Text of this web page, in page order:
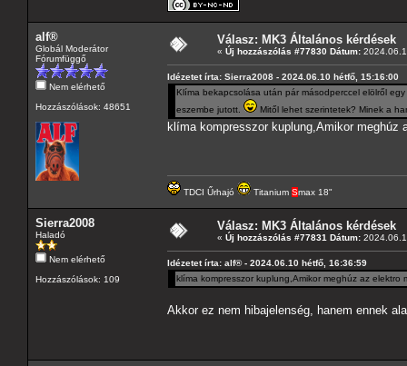
alf®
Globál Moderátor
Fórumfüggő
Nem elérhető
Hozzászólások: 48651
Válasz: MK3 Általános kérdések
« Új hozzászólás #77830 Dátum:
Idézetet írta: Sierra2008 - 2024.06.10 hétfő, 15:16:00
Klíma bekapcsolása után pár másodperccel elölről
eszembe jutott.
Mitől lehet szerintetek? Minek a
klíma kompresszor kuplung,Amikor meghúz
TDCI Űrhajó Titanium Smax 18"
Sierra2008
Haladó
Nem elérhető
Hozzászólások: 109
Válasz: MK3 Általános kérdések
« Új hozzászólás #77831 Dátum:
Idézetet írta: alf® - 2024.06.10 hétfő, 16:36:59
klíma kompresszor kuplung,Amikor meghúz az elektro
Akkor ez nem hibajelenség, hanem ennek